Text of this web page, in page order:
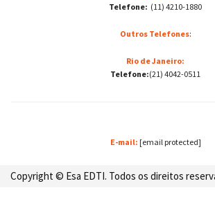
Telefone: (11) 4210-1880
Outros Telefones:
Rio de Janeiro:
Telefone:(21) 4042-0511
E-mail: [email protected]
Copyright © Esa EDTI. Todos os direitos